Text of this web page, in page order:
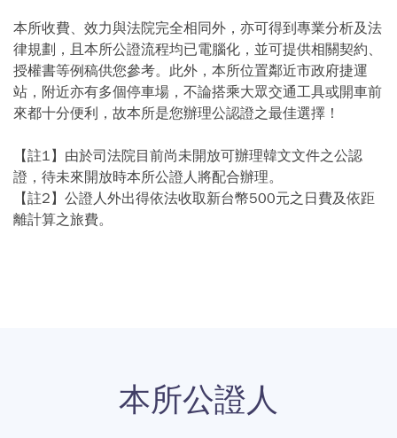
本所收費、效力與法院完全相同外，亦可得到專業分析及法
律規劃，且本所公證流程均已電腦化，並可提供相關契約、
授權書等例稿供您參考。此外，本所位置鄰近市政府捷運
站，附近亦有多個停車場，不論搭乘大眾交通工具或開車前
來都十分便利，故本所是您辦理公認證之最佳選擇！
【註1】由於司法院目前尚未開放可辦理韓文文件之公認
證，待未來開放時本所公證人將配合辦理。
【註2】公證人外出得依法收取新台幣500元之日費及依距
離計算之旅費。
本所公證人